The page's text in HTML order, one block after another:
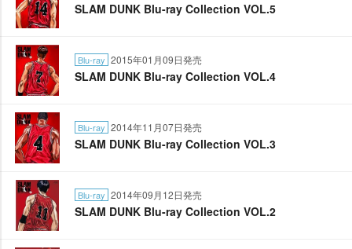
SLAM DUNK Blu-ray Collection VOL.5
Blu-ray 2015年01月09日発売
SLAM DUNK Blu-ray Collection VOL.4
Blu-ray 2014年11月07日発売
SLAM DUNK Blu-ray Collection VOL.3
Blu-ray 2014年09月12日発売
SLAM DUNK Blu-ray Collection VOL.2